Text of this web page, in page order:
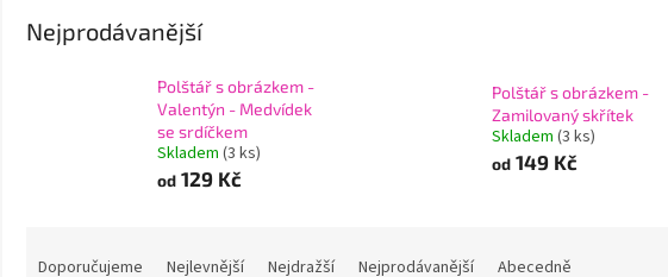
Nejprodávanější
Polštář s obrázkem -
Valentýn - Medvídek
se srdíčkem
Skladem (3 ks)
od 129 Kč
Polštář s obrázkem -
Zamilovaný skřítek
Skladem (3 ks)
od149 Kč
Doporučujeme Nejlevnější Nejdražší Nejprodávanější Abecedně